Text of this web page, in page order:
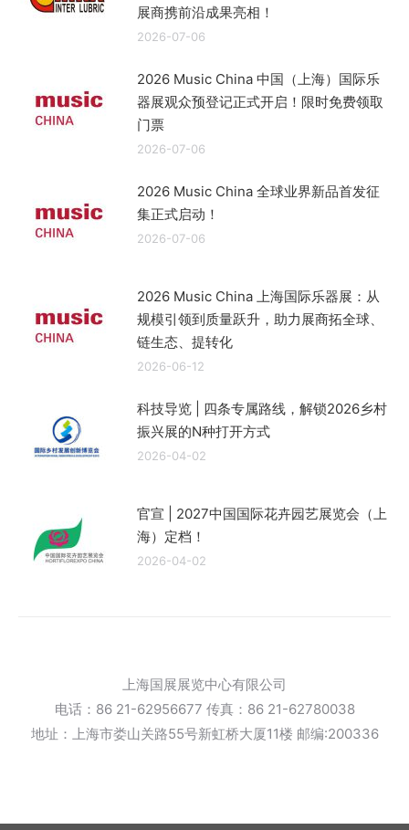
展商携前沿成果亮相！
2026-07-06
2026 Music China 中国（上海）国际乐
器展观众预登记正式开启！限时免费领取
门票
2026-07-06
2026 Music China 全球业界新品首发征
集正式启动！
2026-07-06
2026 Music China 上海国际乐器展：从
规模引领到质量跃升，助力展商拓全球、
链生态、提转化
2026-06-12
科技导览 | 四条专属路线，解锁2026乡村
振兴展的N种打开方式
2026-04-02
官宣 | 2027中国国际花卉园艺展览会（上
海）定档！
2026-04-02
上海国展展览中心有限公司
电话：86 21-62956677 传真：86 21-62780038
地址：上海市娄山关路55号新虹桥大厦11楼 邮编:200336